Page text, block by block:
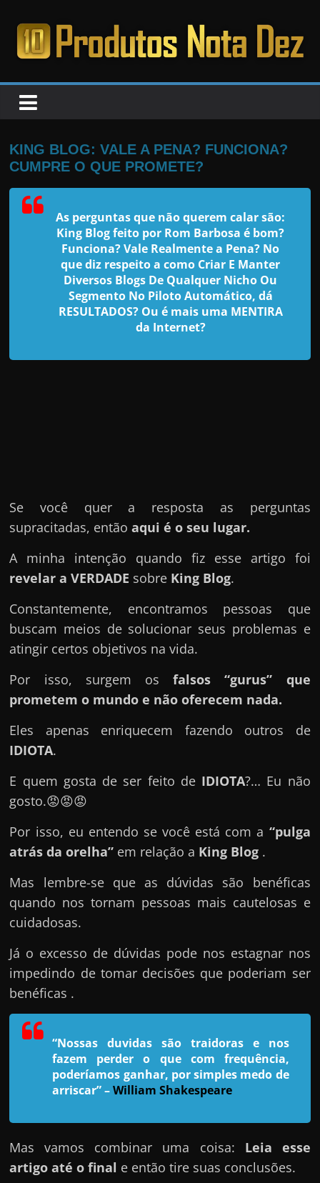
para
conteúdo
PRODUTOS
NOTA
DEZ
t
a
r
o
m
a
q
l
e
f
e
h
a
t
o
?
e
n
s
m
c
o
KING BLOG: VALE A PENA? FUNCIONA?
CUMPRE O QUE PROMETE?
As perguntas que não querem calar são:
King Blog feito por Rom Barbosa é bom?
Funciona? Vale Realmente a Pena? No
que diz respeito a como Criar E Manter
Diversos Blogs De Qualquer Nicho Ou
Segmento No Piloto Automático, dá
RESULTADOS? Ou é mais uma MENTIRA
da Internet?
Se você quer a resposta as perguntas
supracitadas, então aqui é o seu lugar.
A minha intenção quando fiz esse artigo foi
revelar a VERDADE sobre King Blog.
Constantemente, encontramos pessoas que
buscam meios de solucionar seus problemas e
atingir certos objetivos na vida.
Por isso, surgem osfalsos “gurus” que
prometem o mundo e não oferecem nada.
Eles apenas enriquecem fazendo outros de
IDIOTA.
E quem gosta de ser feito de IDIOTA?… Eu não
gosto.😡😡😡
Por isso, eu entendo se você está com a “pulga
atrás da orelha” em relação a King Blog .
Mas lembre-se que as dúvidas são benéficas
quando nos tornam pessoas mais cautelosas e
cuidadosas.
Já o excesso de dúvidas pode nos estagnar nos
impedindo de tomar decisões que poderiam ser
benéficas .
“Nossas duvidas são traidoras e nos
fazem perder o que com frequência,
poderíamos ganhar, por simples medo de
arriscar”–William Shakespeare
Mas vamos combinar uma coisa: Leia esse
artigo até o final e então tire suas conclusões.